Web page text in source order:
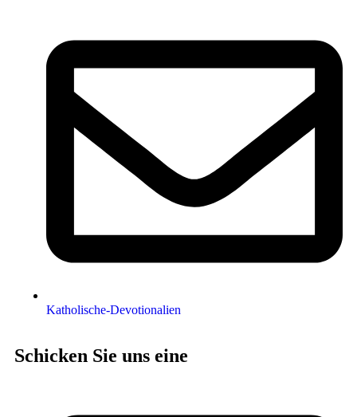
Katholische-Devotionalien
Schicken Sie uns eine